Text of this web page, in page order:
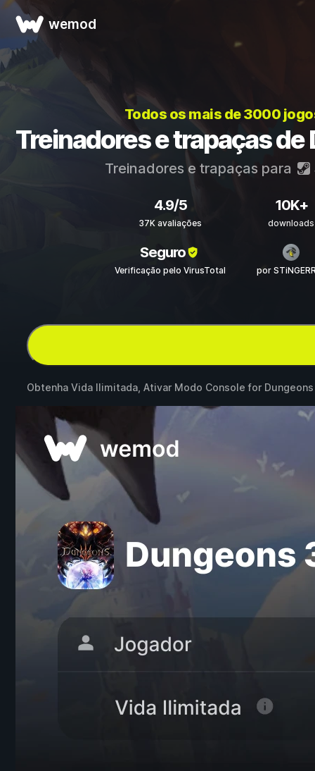
wemod
Todos os mais de 3000
Treinadores e trapaças de
Treinadores e trapaças para
4.9/5
37K avaliações
10K+
downloads
Seguro
Verificação pelo VirusTotal por
Obtenha Vida Ilimitada, Ativar Modo Console for